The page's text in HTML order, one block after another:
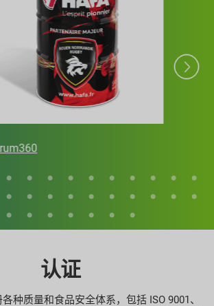
认证
种质量和食品安全体系，包括 ISO 9001、